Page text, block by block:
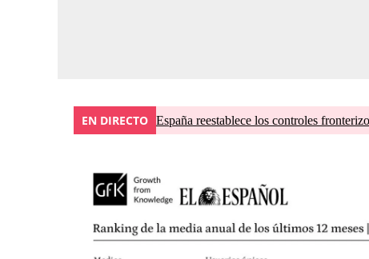
EN DIRECTO España reestablece los controles